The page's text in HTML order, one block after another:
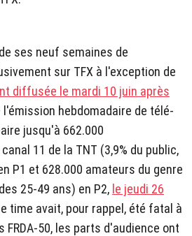
ses neuf semaines de
sur TFX à l'exception de
diffusée le mardi 10 juin après
l'émission hebdomadaire de télé-
jusqu'à 662.000
11 de la TNT (3,9% du public,
P1 et 628.000 amateurs du genre
25-49 ans) en P2, le jeudi 26
time avait, pour rappel, été fatal à
FRDA-50, les parts d'audience ont